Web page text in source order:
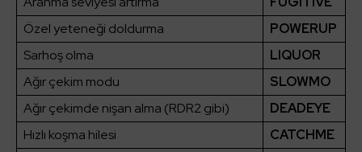
Özel yeteneği doldurma
POWERUP
Sarhoş olma
LIQUOR
Ağır çekim modu
SLOWMO
Ağır çekimde nişan alma (RDR2 gibi)
DEADEYE
Hızlı koşma hilesi
CATCHME